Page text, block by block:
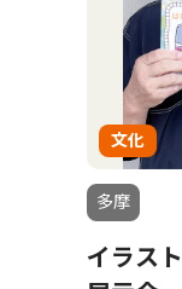
文化
多摩
イラス